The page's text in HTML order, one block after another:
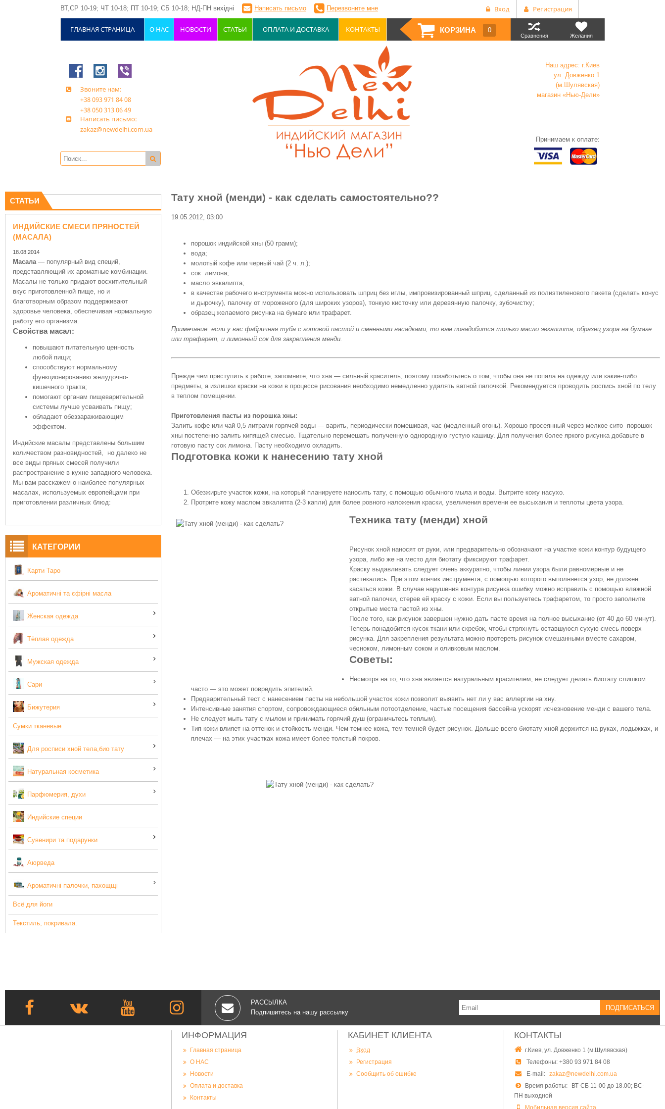
СТАТЬИ
ИНДИЙСКИЕ СМЕСИ ПРЯНОСТЕЙ
(МАСАЛА)
18.08.2014
Масала— популярный вид специй,
представляющий их ароматные комбинации.
Масалы не только придают восхитительный
вкус приготовленной пище, но и
благотворным образом поддерживают
здоровье человека, обеспечивая нормальную
работу его организма.
Свойства масал:
повышают питательную ценность
любой пищи;
способствуют нормальному
функционированию желудочно-
кишечного тракта;
помогают органам пищеварительной
системы лучше усваивать пищу;
обладают обеззараживающим
эффектом.
Индийские масалы представлены большим
количеством разновидностей, но далеко не
все виды пряных смесей получили
распространение в кухне западного человека.
Мы вам расскажем о наиболее популярных
масалах, используемых европейцами при
приготовлении различных блюд:
КАТЕГОРИИ
Карти Таро
Ароматичні та єфірні масла
Женская одежда
Тёплая одежда
Мужская одежда
Сари
Бижутерия
Сумки тканевые
Для росписи хной тела,био тату
Натуральная косметика
Парфюмерия, духи
Индийские специи
Сувенири та подарунки
Аюрведа
Ароматичні палочки, пахощщі
Всё для йоги
Текстиль, покривала.
Тату хной (менди) - как сделать самостоятельно??
19.05.2012, 03:00
порошок индийской хны (50 грамм);
вода;
молотый кофе или черный чай (2 ч. л.);
сок лимона;
масло эвкалипта;
в качестве рабочего инструмента можно использовать шприц без иглы, импровизированный шприц, сделанный из полиэтиленового пакета (сделать конус
и дырочку), палочку от мороженого (для широких узоров), тонкую кисточку или деревянную палочку, зубочистку;
образец желаемого рисунка на бумаге или трафарет.
Примечание: если у вас фабричная туба с готовой пастой и сменными насадками, то вам понадобится только масло эвкалипта, образец узора на бумаге
или трафарет, и лимонный сок для закрепления менди.
Прежде чем приступить к работе, запомните, что хна — сильный краситель, поэтому позаботьтесь о том, чтобы она не попала на одежду или какие-либо
предметы, а излишки краски на кожи в процессе рисования необходимо немедленно удалять ватной палочкой. Рекомендуется проводить роспись хной по телу
в теплом помещении.
Приготовления пасты из порошка хны:
Залить кофе или чай 0,5 литрами горячей воды — варить, периодически помешивая, час (медленный огонь). Хорошо просеянный через мелкое сито порошок
хны постепенно залить кипящей смесью. Тщательно перемешать полученную однородную густую кашицу. Для получения более яркого рисунка добавьте в
готовую пасту сок лимона. Пасту необходимо охладить.
Подготовка кожи к нанесению тату хной
Обезжирьте участок кожи, на который планируете наносить тату, с помощью обычного мыла и воды. Вытрите кожу насухо.
Протрите кожу маслом эвкалипта (2-3 капли) для более ровного наложения краски, увеличения времени ее высыхания и теплоты цвета узора.
Техника тату (менди) хной
Рисунок хной наносят от руки, или предварительно обозначают на участке кожи контур будущего
узора, либо же на место для биотату фиксируют трафарет.
Краску выдавливать следует очень аккуратно, чтобы линии узора были равномерные и не
растекались. При этом кончик инструмента, с помощью которого выполняется узор, не должен
касаться кожи. В случае нарушения контура рисунка ошибку можно исправить с помощью влажной
ватной палочки, стерев ей краску с кожи. Если вы пользуетесь трафаретом, то просто заполните
открытые места пастой из хны.
После того, как рисунок завершен нужно дать пасте время на полное высыхание (от 40 до 60 минут).
Теперь понадобится кусок ткани или скребок, чтобы стряхнуть оставшуюся сухую смесь поверх
рисунка. Для закрепления результата можно протереть рисунок смешанными вместе сахаром,
чесноком, лимонным соком и оливковым маслом.
Советы:
Несмотря на то, что хна является натуральным красителем, не следует делать биотату слишком
часто — это может повредить эпителий.
Предварительный тест с нанесением пасты на небольшой участок кожи позволит выявить нет ли у вас аллергии на хну.
Интенсивные занятия спортом, сопровождающиеся обильным потоотделение, частые посещения бассейна ускорят исчезновение менди с вашего тела.
Не следует мыть тату с мылом и принимать горячий душ (ограничьтесь теплым).
Тип кожи влияет на оттенок и стойкость менди. Чем темнее кожа, тем темней будет рисунок. Дольше всего биотату хной держится на руках, лодыжках, и
плечах — на этих участках кожа имеет более толстый покров.
РАССЫЛКА
Подпишитесь на нашу рассылку
ВТ,СР 10-19; ЧТ 10-18; ПТ 10-19; СБ 10-18; НД-ПН вихідні Написать письмо Перезвоните мне Вход Регистрация
ГЛАВНАЯ СТРАНИЦА О НАС НОВОСТИ СТАТЬИ ОПЛАТА И ДОСТАВКА КОНТАКТЫ КОРЗИНА 0
Сравнения Желания
Звоните нам:
+38 093 971 84 08
+38 050 313 06 49
Написать письмо:
zakaz@newdelhi.com.ua
Наш адрес: г.Киев
ул. Довженко 1
(м.Шулявская)
магазин «Нью-Дели»
Принимаем к оплате:
ИНФОРМАЦИЯ
Главная страница
О НАС
Новости
Оплата и доставка
Контакты
КАБИНЕТ КЛИЕНТА
Вход
Регистрация
Сообщить об ошибке
КОНТАКТЫ
г.Киев, ул. Довженко 1 (м.Шулявская)
Телефоны: +380 93 971 84 08
E-mail: zakaz@newdelhi.com.ua
Время работы:
ВТ-СБ 11-00 до 18.00; ВС-
ПН выходной
Мобильная версия сайта